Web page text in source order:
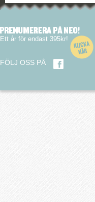
Ett år för endast 395kr!
FÖLJ OSS PÅ